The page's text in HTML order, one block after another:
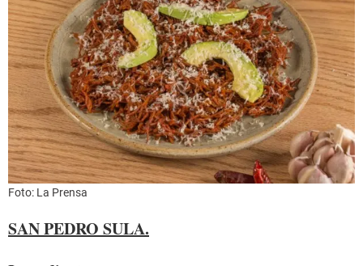
Foto: La Prensa
SAN PEDRO SULA.